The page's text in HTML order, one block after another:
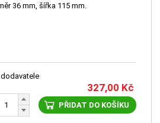
36 mm, šířka 115 mm.
327,00 Kč
PŘIDAT DO KOŠÍKU